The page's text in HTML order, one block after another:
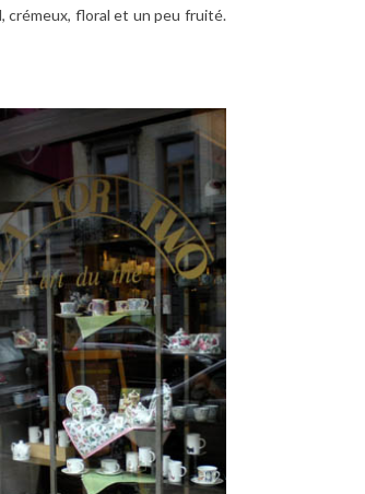
crémeux, floral et un peu fruité.